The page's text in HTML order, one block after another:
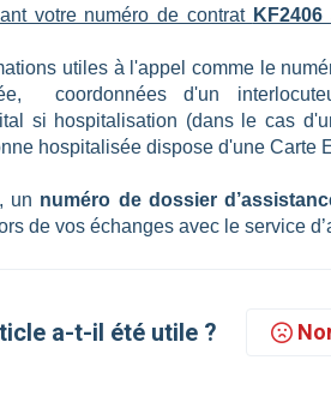
votre numéro de contrat KF2406
utiles à l'appel comme le
coordonnées d'un
si hospitalisation (dans le cas
hospitalisée dispose d'une Carte
un numéro de dossier
de vos échanges avec le service
a-t-il été utile ?